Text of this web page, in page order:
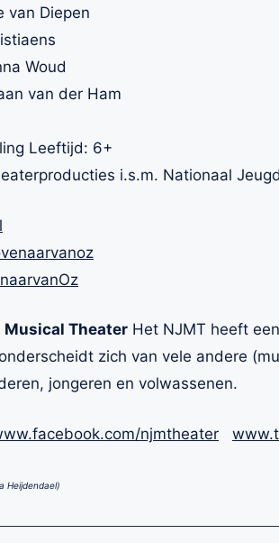
van Diepen
Woud
van der Ham
Leeftijd: 6+
i.s.m. Nationaal
Musical Theater Het NJMT heeft
zich van vele andere
jongeren en volwassenen.
njmtheater
Heijdendael)